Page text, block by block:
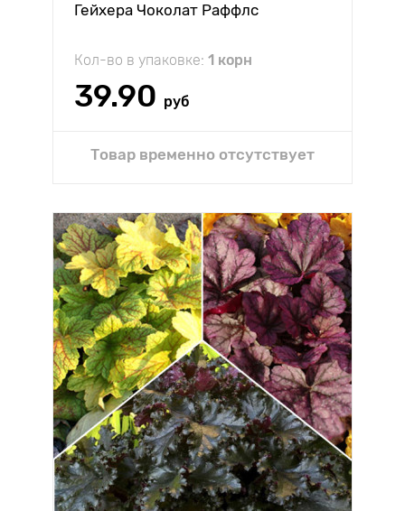
Гейхера Чоколат Раффлс
Кол-во в упаковке: 1 корн
39.90 руб
Товар временно отсутствует